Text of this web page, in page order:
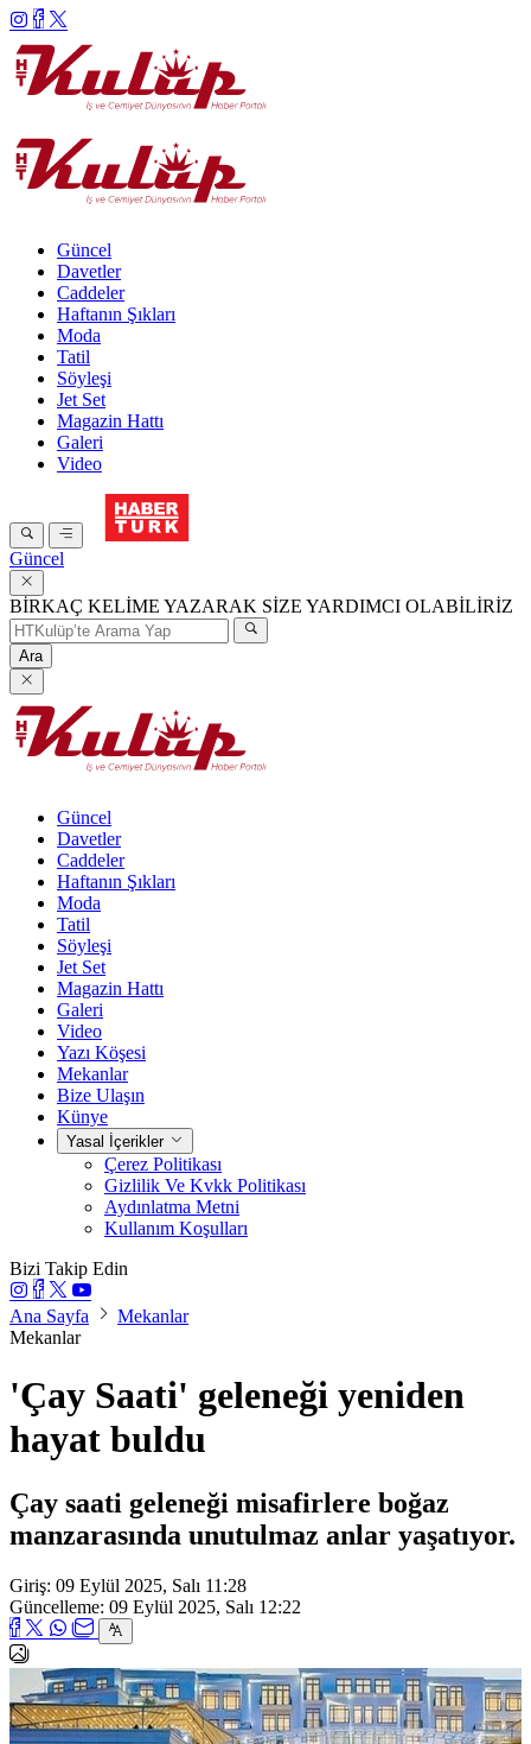
Güncel
Davetler
Caddeler
Haftanın Şıkları
Moda
Tatil
Söyleşi
Jet Set
Magazin Hattı
Galeri
Video
Güncel
BİRKAÇ KELİME YAZARAK SİZE YARDIMCI OLABİLİRİZ
Ara
Güncel
Davetler
Caddeler
Haftanın Şıkları
Moda
Tatil
Söyleşi
Jet Set
Magazin Hattı
Galeri
Video
Yazı Köşesi
Mekanlar
Bize Ulaşın
Künye
Yasal İçerikler
Çerez Politikası
Gizlilik Ve Kvkk Politikası
Aydınlatma Metni
Kullanım Koşulları
Bizi Takip Edin
Ana Sayfa
Mekanlar
Mekanlar
'Çay Saati' geleneği yeniden
hayat buldu
Çay saati geleneği misafirlere boğaz
manzarasında unutulmaz anlar yaşatıyor.
Giriş: 09 Eylül 2025, Salı 11:28
Güncelleme: 09 Eylül 2025, Salı 12:22